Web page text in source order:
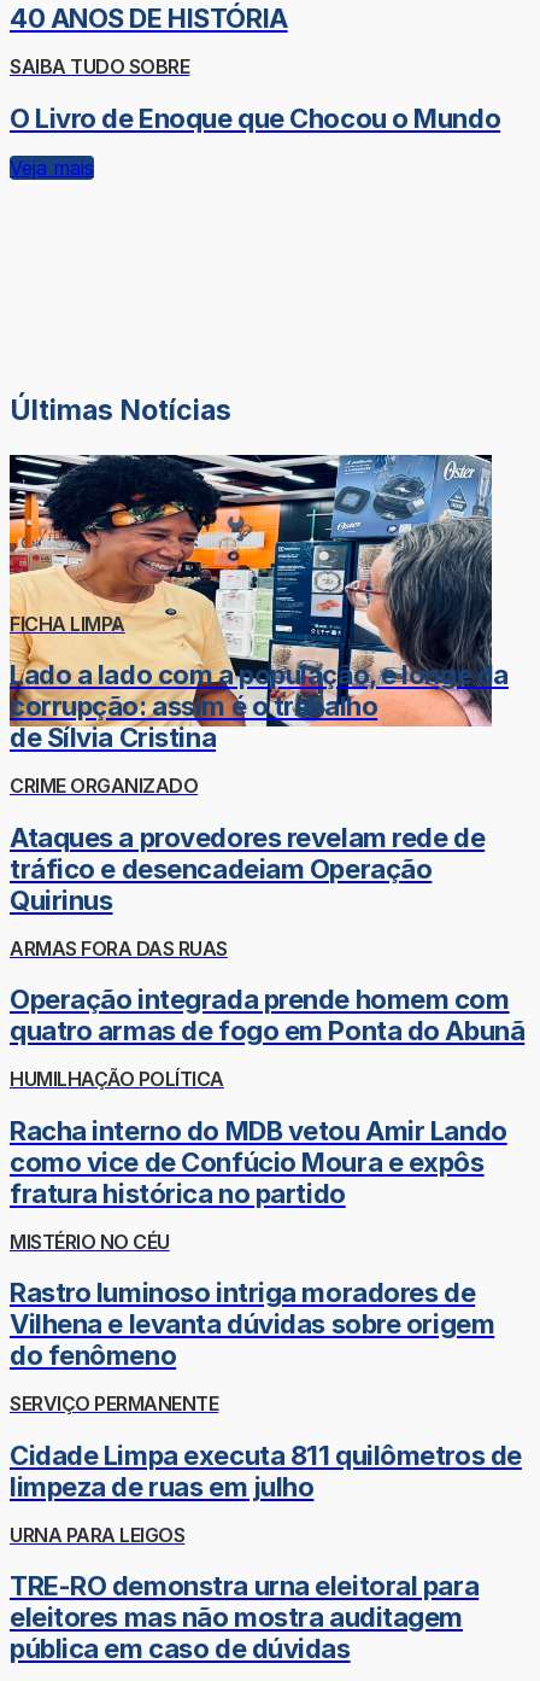
40 ANOS DE HISTÓRIA
SAIBA TUDO SOBRE
O Livro de Enoque que Chocou o Mundo
Veja mais
Últimas Notícias
FICHA LIMPA
Lado a lado com a população, e longe da
corrupção: assim é o trabalho
de Sílvia Cristina
CRIME ORGANIZADO
Ataques a provedores revelam rede de
tráfico e desencadeiam Operação
Quirinus
ARMAS FORA DAS RUAS
Operação integrada prende homem com
quatro armas de fogo em Ponta do Abunã
HUMILHAÇÃO POLÍTICA
Racha interno do MDB vetou Amir Lando
como vice de Confúcio Moura e expôs
fratura histórica no partido
MISTÉRIO NO CÉU
Rastro luminoso intriga moradores de
Vilhena e levanta dúvidas sobre origem
do fenômeno
SERVIÇO PERMANENTE
Cidade Limpa executa 811 quilômetros de
limpeza de ruas em julho
URNA PARA LEIGOS
TRE-RO demonstra urna eleitoral para
eleitores mas não mostra auditagem
pública em caso de dúvidas